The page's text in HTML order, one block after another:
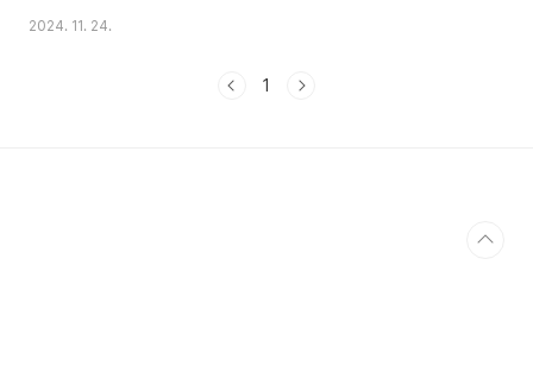
하다고 한다. 참선은 이러한 본 마음·참 나에 대한 확고한 인식 내지는 신심(信
서 비록 겉보기에는 좌선의 자세나 모습 혹은 생활선의 취지 등이 유사한 듯 보
2024. 11. 24.
1